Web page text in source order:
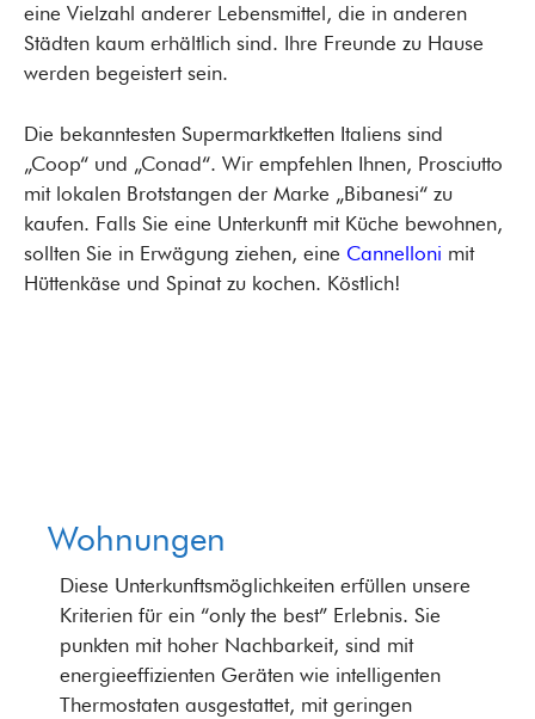
eine Vielzahl anderer Lebensmittel, die in anderen
Städten kaum erhältlich sind. Ihre Freunde zu Hause
werden begeistert sein.
Die bekanntesten Supermarktketten Italiens sind
„Coop“ und „Conad“. Wir empfehlen Ihnen, Prosciutto
mit lokalen Brotstangen der Marke „Bibanesi“ zu
kaufen. Falls Sie eine Unterkunft mit Küche bewohnen,
sollten Sie in Erwägung ziehen, eine Cannelloni mit
Hüttenkäse und Spinat zu kochen. Köstlich!
Wohnungen
Diese Unterkunftsmöglichkeiten erfüllen unsere
Kriterien für ein “only the best” Erlebnis. Sie
punkten mit hoher Nachbarkeit, sind mit
energieeffizienten Geräten wie intelligenten
Thermostaten ausgestattet, mit geringen